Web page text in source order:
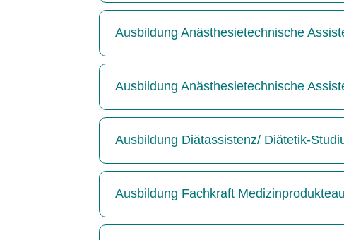
Ausbildung Anästhesietechnische
Ausbildung Anästhesietechnische
Ausbildung Diätassistenz/ Diätetik-
Ausbildung Fachkraft